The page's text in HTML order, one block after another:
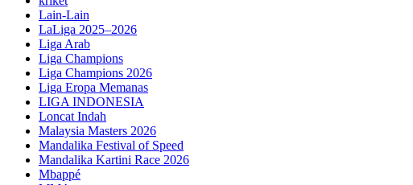
Lain-Lain
LaLiga 2025–2026
Liga Arab
Liga Champions
Liga Champions 2026
Liga Eropa Memanas
LIGA INDONESIA
Loncat Indah
Malaysia Masters 2026
Mandalika Festival of Speed
Mandalika Kartini Race 2026
Mbappé